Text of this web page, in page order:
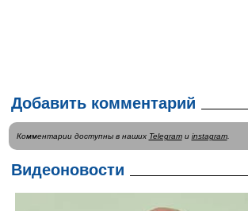
Добавить комментарий
Комментарии доступны в наших Telegramи instagram.
Видеоновости